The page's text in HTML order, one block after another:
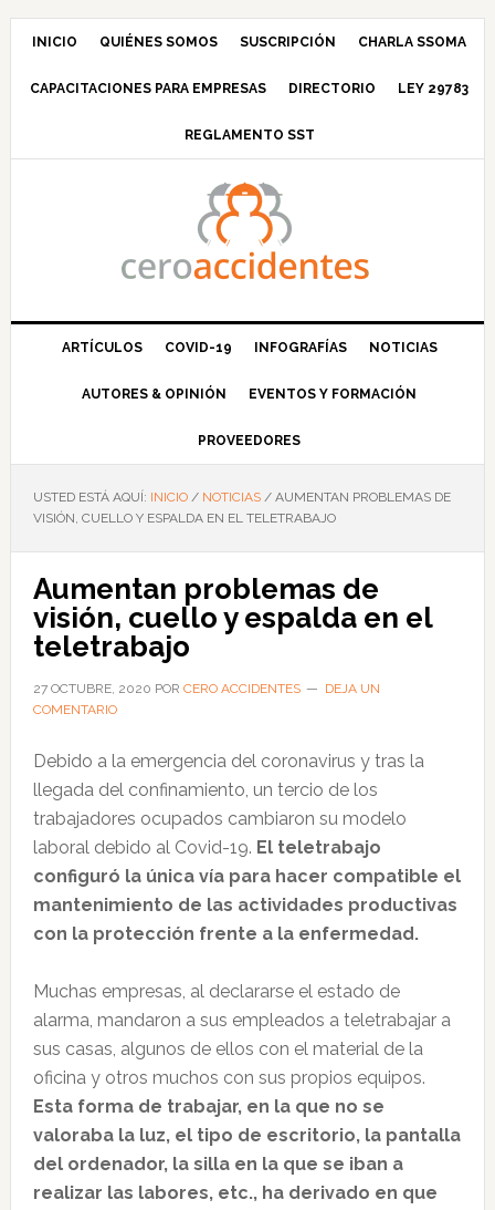
Saltar
navegación
Saltar
principal
Saltar
barra
principal
Saltar
INICIO QUIÉNES SOMOS SUSCRIPCIÓN CHARLA SSOMA
CAPACITACIONES PARA EMPRESAS DIRECTORIO LEY 29783
REGLAMENTO SST
ARTÍCULOS COVID-19 INFOGRAFÍAS NOTICIAS
AUTORES & OPINIÓN EVENTOS Y FORMACIÓN
PROVEEDORES
USTED ESTÁ AQUÍ: INICIO / NOTICIAS /AUMENTAN PROBLEMAS DE
VISIÓN, CUELLO Y ESPALDA EN EL TELETRABAJO
Aumentan problemas de
visión, cuello y espalda en el
teletrabajo
27 OCTUBRE, 2020 POR CERO ACCIDENTES
DEJA UN
COMENTARIO
Debido a la emergencia del coronavirus y tras la
llegada del confinamiento, un tercio de los
trabajadores ocupados cambiaron su modelo
laboral debido al Covid-19. El teletrabajo
configuró la única vía para hacer compatible el
mantenimiento de las actividades productivas
con la protección frente a la enfermedad.
Muchas empresas, al declararse el estado de
alarma, mandaron a sus empleados a teletrabajar a
sus casas, algunos de ellos con el material de la
oficina y otros muchos con sus propios equipos.
Esta forma de trabajar, en la que no se
valoraba la luz, el tipo de escritorio, la pantalla
del ordenador, la silla en la que se iban a
realizar las labores, etc., ha derivado en que